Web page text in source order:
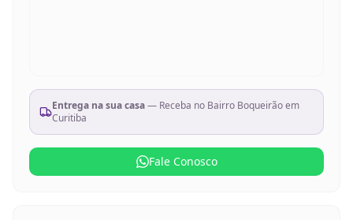
Entrega na sua casa— Receba no Bairro Boqueirão em
Curitiba
Fale Conosco